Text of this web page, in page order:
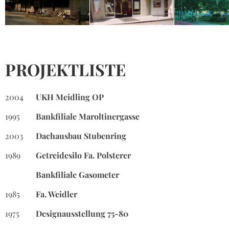
PROJEKTLISTE
2004
UKH Meidling OP
1995
Bankfiliale Maroltinergasse
2003
Dachausbau Stubenring
1989
Getreidesilo Fa. Polsterer
Bankfiliale Gasometer
1985
Fa. Weidler
1975
Designausstellung 75-80